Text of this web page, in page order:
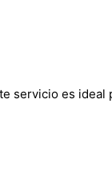
servicio es